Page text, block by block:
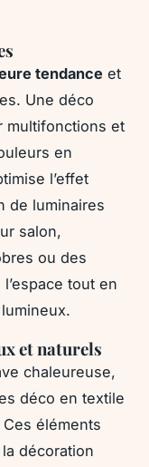
tendance et
Une déco
multifonctions et
en
l’effet
de luminaires
salon,
ou des
tout en
et naturels
chaleureuse,
déco en textile
éléments
décoration